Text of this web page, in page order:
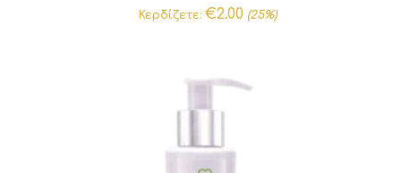
price τρέχουσα
Κερδίζετε: €2.00 (25%)